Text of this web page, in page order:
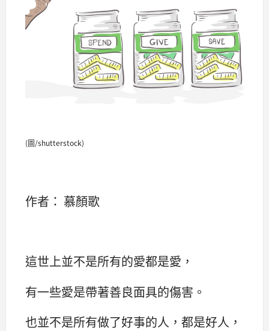
(圖/shutterstock)
作者： 慕顏歌
這世上並不是所有的愛都是愛，
有一些愛是帶著善良面具的傷害。
也並不是所有做了好事的人，都是好人，